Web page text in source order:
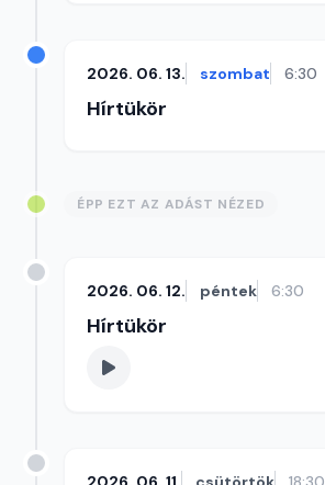
2026. 06. 13. szombat 6:30
Hírtükör
ÉPP EZT AZ ADÁST NÉZED
2026. 06. 12. péntek 6:30
Hírtükör